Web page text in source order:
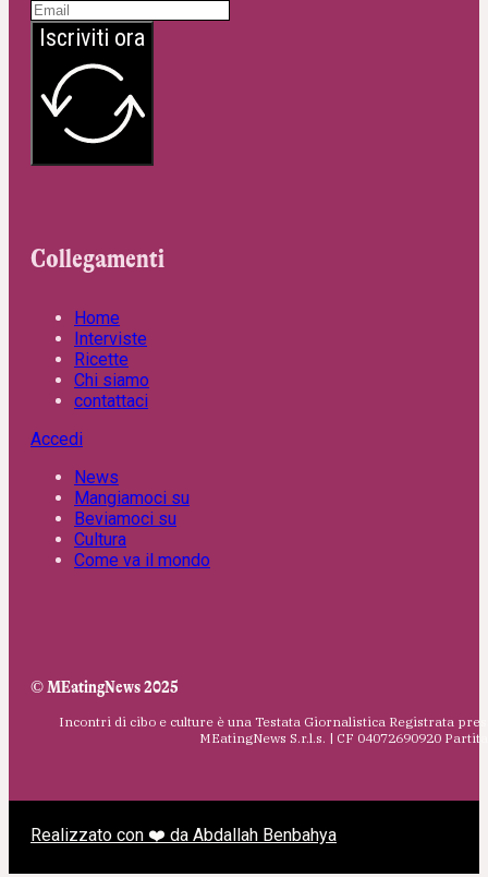
Iscriviti ora
Collegamenti
Home
Interviste
Ricette
Chi siamo
contattaci
Accedi
News
Mangiamoci su
Beviamoci su
Cultura
Come va il mondo
© MEatingNews 2025
Incontri di cibo e culture è una Testata Giornalistica Registrata
MEatingNews S.r.l.s. | CF 04072690920
Realizzato con ❤️ da Abdallah Benbahya